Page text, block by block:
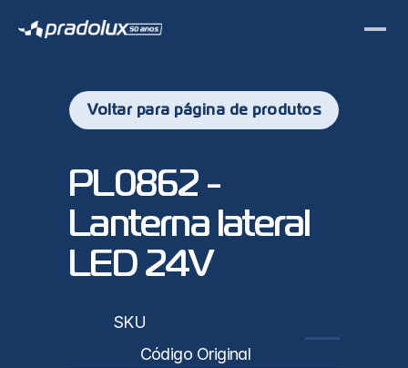
Voltar para página de produtos
PL0862 -
Lanterna lateral
LED 24V
SKU
Código Original